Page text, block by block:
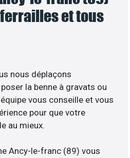
et tous
nous déplaçons
la benne à gravats ou
vous conseille et vous
pour que votre
au mieux.
Ancy-le-franc (89) vous